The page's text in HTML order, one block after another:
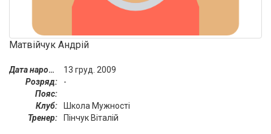
Матвійчук Андрій
Дата народження:
13 груд. 2009
Розряд:
-
Пояс:
Клуб:
Школа Мужності
Тренер:
Пінчук Віталій